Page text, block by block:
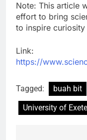
Note: This article
effort to bring
to inspire curiosity
Link:
https://
Tagged: buah bit
University of